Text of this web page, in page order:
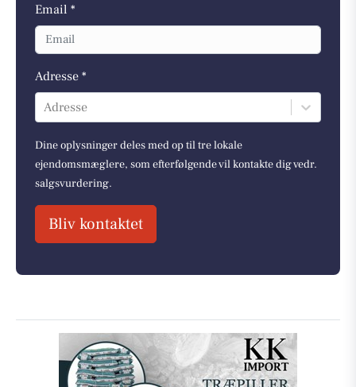
Email *
Adresse *
Adresse
Dine oplysninger deles med op til tre lokale
ejendomsmæglere, som efterfølgende vil kontakte dig vedr.
salgsvurdering.
Bliv kontaktet